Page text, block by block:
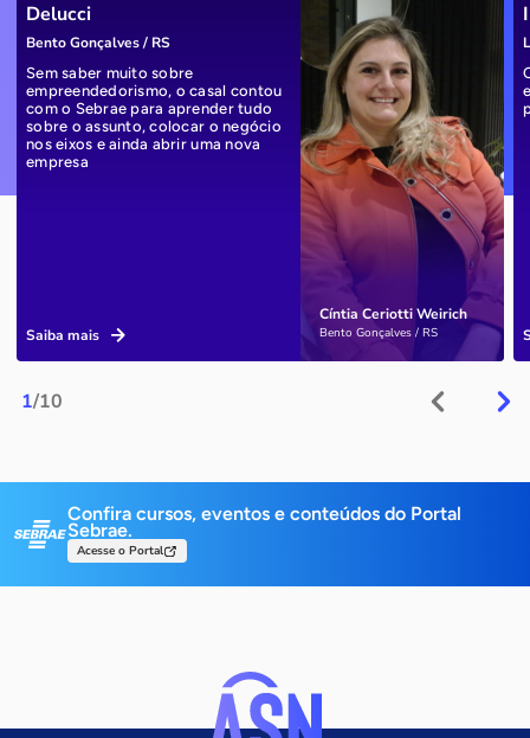
1/10
Cíntia Ceriotti Weirich
Bento Gonçalves / RS
Delucci
Bento Gonçalves / RS
Sem saber muito sobre
empreendedorismo, o casal contou
com o Sebrae para aprender tudo
sobre o assunto, colocar o negócio
nos eixos e ainda abrir uma nova
empresa
Saiba mais
Confira cursos, eventos e conteúdos do Portal
Sebrae.
Acesse o Portal